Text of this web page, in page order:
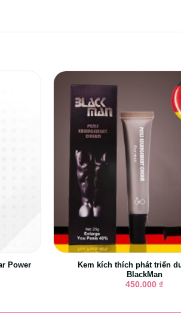
Power
Kem kích thích phát triển
BlackMan
450.000 ₫